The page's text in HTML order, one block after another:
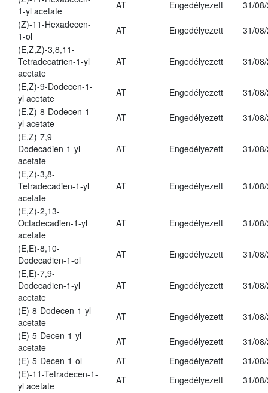
1-yl acetate
AT Engedélyezett
31/
(Z)-11-Hexadecen-
1-ol
AT Engedélyezett
31/
(E,Z,Z)-3,8,11-
Tetradecatrien-1-yl
acetate
AT Engedélyezett 31/
(E,Z)-9-Dodecen-1-
yl acetate
AT Engedélyezett
31/
(E,Z)-8-Dodecen-1-
yl acetate
AT Engedélyezett
31/
(E,Z)-7,9-
Dodecadien-1-yl
acetate
AT Engedélyezett 31/
(E,Z)-3,8-
Tetradecadien-1-yl
acetate
AT Engedélyezett 31/
(E,Z)-2,13-
Octadecadien-1-yl
acetate
AT Engedélyezett 31/
(E,E)-8,10-
Dodecadien-1-ol
AT Engedélyezett
31/
(E,E)-7,9-
Dodecadien-1-yl
acetate
AT Engedélyezett 31/
(E)-8-Dodecen-1-yl
acetate
AT Engedélyezett
31/
(E)-5-Decen-1-yl
acetate
AT Engedélyezett
31/
(E)-5-Decen-1-ol
AT Engedélyezett
31/
(E)-11-Tetradecen-1-
yl acetate
AT Engedélyezett 31/